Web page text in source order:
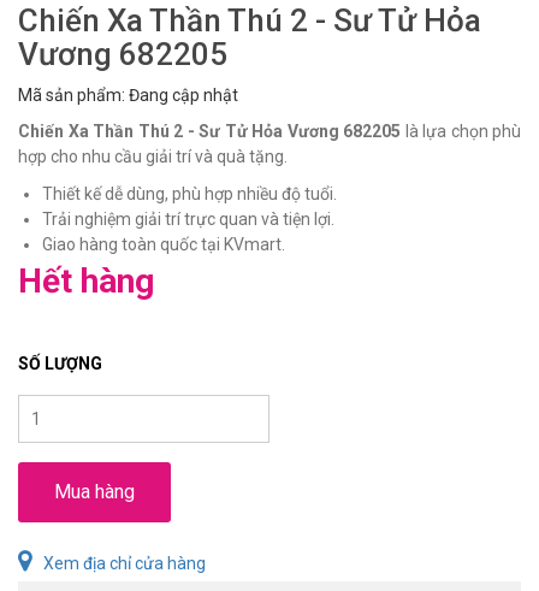
Chiến Xa Thần Thú 2 - Sư Tử Hỏa
Vương 682205
Mã sản phẩm: Đang cập nhật
Chiến Xa Thần Thú 2 - Sư Tử Hỏa Vương 682205 là lựa chọn phù
hợp cho nhu cầu giải trí và quà tặng.
Thiết kế dễ dùng, phù hợp nhiều độ tuổi.
Trải nghiệm giải trí trực quan và tiện lợi.
Giao hàng toàn quốc tại KVmart.
Hết hàng
SỐ LƯỢNG
Mua hàng
Xem địa chỉ cửa hàng